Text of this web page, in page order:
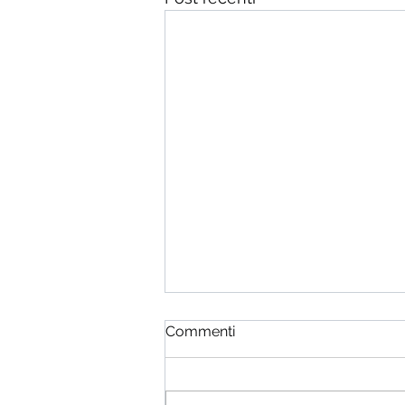
Le BESS come strumento
attivo per la gestione dei
costi energetici
Commenti